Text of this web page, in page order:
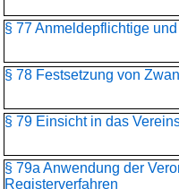
§ 77 Anmeldepflichtige
§ 78 Festsetzung von
§ 79 Einsicht in das
§ 79a Anwendung der
Registerverfahren